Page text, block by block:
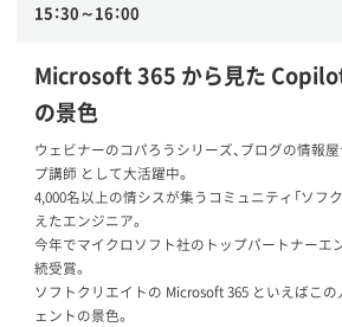
15：30～16：00
Microsoft 365 から見た
の景色
ウェビナーのコパろうシリーズ、ブログの情報
プ講師 として大活躍中。
4,000名以上の情シスが集うコミュニティ「ソフ
えたエンジニア。
今年でマイクロソフト社のトップパートナーエ
続受賞。
ソフトクリエイトの Microsoft 365 といえばこの
ェントの景色。